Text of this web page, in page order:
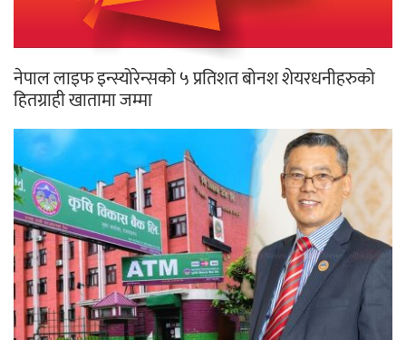
नेपाल लाइफ इन्स्योरेन्सको ५ प्रतिशत बोनश शेयरधनीहरुको
हितग्राही खातामा जम्मा